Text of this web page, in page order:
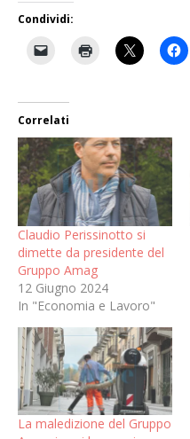
Condividi:
Correlati
Claudio Perissinotto si
dimette da presidente del
Gruppo Amag
12 Giugno 2024
In "Economia e Lavoro"
La maledizione del Gruppo